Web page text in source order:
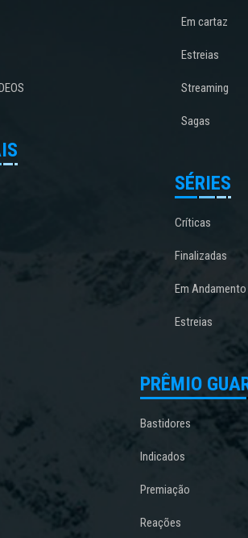
Em cartaz
Estreias
Streaming
Sagas
SÉRIES
Críticas
Finalizadas
Em Andamento
Estreias
PRÊMIO
Bastidores
Indicados
Premiação
Reações